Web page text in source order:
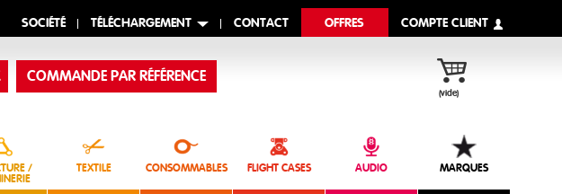
SOCIÉTÉ TÉLÉCHARGEMENT CONTACT OFFRES COMPTE CLIENT
(vide)
COMMANDE PAR RÉFÉRENCE
/
TEXTILE CONSOMMABLES FLIGHT CASES AUDIO MARQUES